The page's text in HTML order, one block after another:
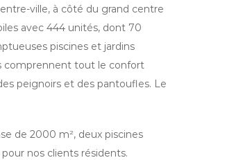
ville, à côté du grand centre
avec 444 unités, dont 70
piscines et jardins
comprennent tout le confort
peignoirs et des pantoufles. Le
de 2000 m², deux piscines
nos clients résidents.